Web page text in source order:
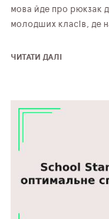
мова йде про рюкзак
молодших класів, де
ЧИТАТИ ДАЛІ